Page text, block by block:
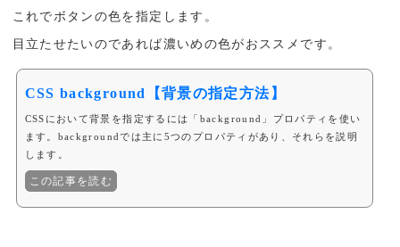
これでボタンの色を指定します。
目立たせたいのであれば濃いめの色がおススメです。
CSS background【背景の指定方法】
CSSにおいて背景を指定するには「background」プロパティを使い
ます。backgroundでは主に5つのプロパティがあり、それらを説明
します。
この記事を読む